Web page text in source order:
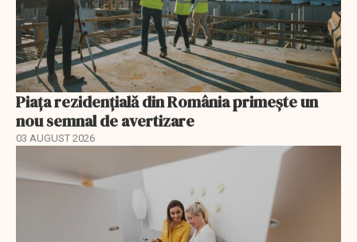
Piața rezidențială din România primește un
nou semnal de avertizare
03 AUGUST 2026